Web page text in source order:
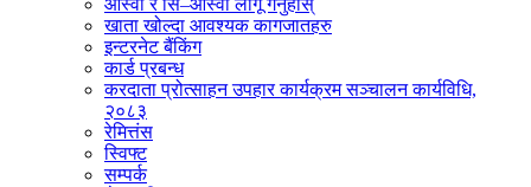
आस्वा र सि–आस्वा लागू गर्नुहोस्
खाता खोल्दा आवश्यक कागजातहरु
इन्टरनेट बैंकिंग
कार्ड प्रबन्ध
करदाता प्रोत्साहन उपहार कार्यक्रम सञ्चालन कार्यविधि,
२०८३
रेमित्तंस
स्विफ्ट
सम्पर्क